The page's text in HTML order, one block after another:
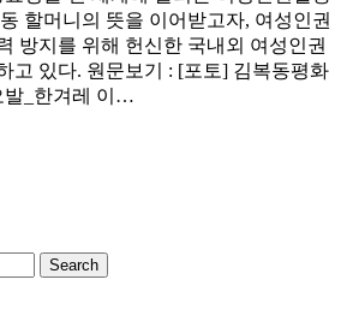
할머니의 뜻을 이어받고자, 여성인권
방지를 위해 헌신한 국내외 여성인권
고 있다. 원문보기 : [포토] 김복동평화
발_한겨레 이…